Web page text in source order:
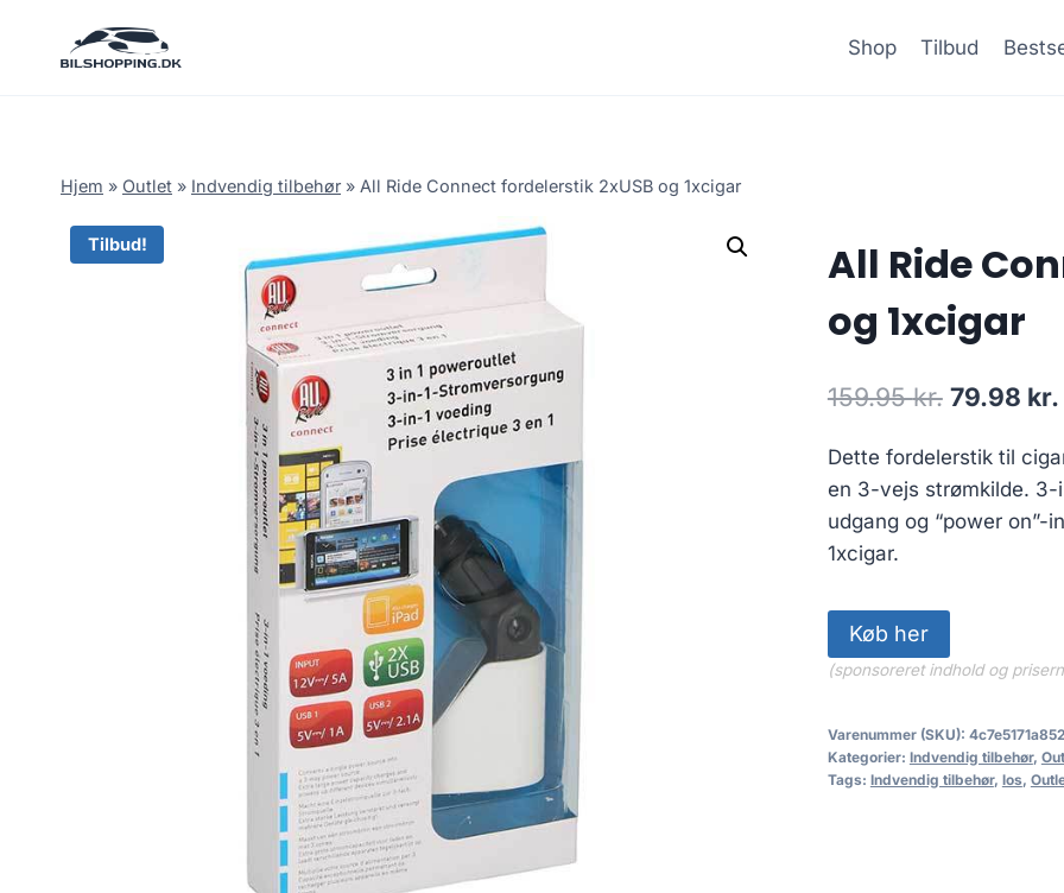
Shop Tilbud
Hjem » Outlet » Indvendig tilbehør » All Ride Connect fordelerstik 2xUSB og 1xcigar
Tilbud!
All Ride
og 1xcigar
159.95kr. Den
pris
var:
79.98 kr.
Dette fordelerstik til
en 3-vejs strømkilde. 3-
udgang og “power on”-
1xcigar.
Køb her
(sponsoreret indhold og
Varenummer (SKU): 4c7e5171a852
Kategorier: Indvendig tilbehør,
Tags: Indvendig tilbehør, los,